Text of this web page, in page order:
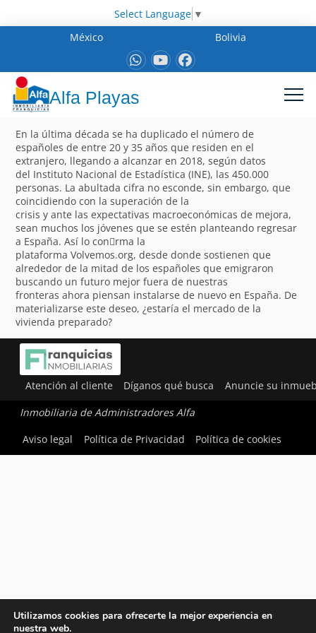
Select Language ▼
México
Bolivia
Alfa Playas
En la última década se ha duplicado el número de
españoles de entre 20 y 35 años que residen en el
extranjero, llegando a alcanzar en 2018, según datos
del Instituto Nacional de Estadística (INE), las 450.000
personas. La abultada cifra no esconde, sin embargo, que
coincidiendo con la superación de la
crisis y ante las expectativas macroeconómicas de mejora,
sean muchos los jóvenes que se estén planteando regresar
a España. Así lo con􀁽rma la
plataforma Volvemos.org, desde donde sostienen que
alrededor de la mitad de los españoles que emigraron
buscando un futuro mejor fuera de nuestras
fronteras ahora piensan instalarse de nuevo en España. De
materializarse este deseo, ¿estaría el mercado de la
vivienda preparado?
Atención al cliente Díganos qué busca Anuncie su
Inmobiliaria de Administradores Alfa
Aviso legal
Política de Privacidad Política de cookies
Utilizamos cookies para ofrecerte la mejor experiencia en
nuestra web.